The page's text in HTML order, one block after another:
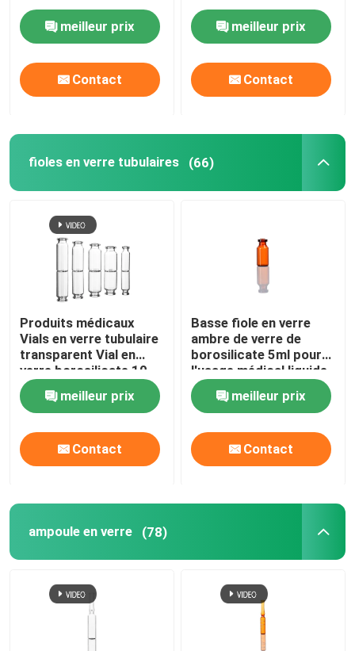
Visite de l'usine
Contrôle de la qualité
Nouvelles
Flacon en verre borosilicaté
fioles en verre tubulaires
ampoule en verre
Tube en verre borosilicaté
Capuchon en plastique en aluminium
30ml 50ml 100ml
meilleur prix
Contact
bouchon en
caoutchoucmeilleur prix
Contact
fioles en verre tubulaires (66)
Produits médicaux
Vials en verre tubulaire
transparent Vial en
verre borosilicate 10
ml 20 ml
meilleur prix
Contact
Basse fiole en verre
ambre de verre de
borosilicate 5ml pour
l'usage médical liquide
pharmaceutique
meilleur prix
Contact
ampoule en verre (78)